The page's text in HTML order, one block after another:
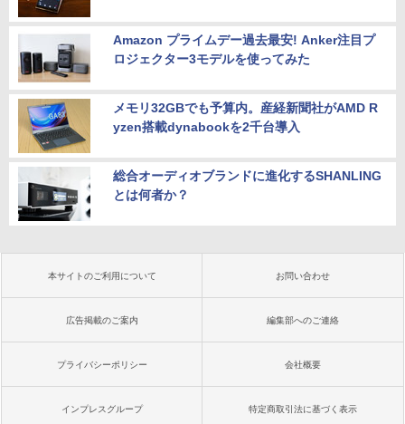
Amazon プライムデー過去最安! Anker注目プ
ロジェクター3モデルを使ってみた
メモリ32GBでも予算内。産経新聞社がAMD R
yzen搭載dynabookを2千台導入
総合オーディオブランドに進化するSHANLING
とは何者か？
本サイトのご利用について お問い合わせ
広告掲載のご案内 編集部へのご連絡
プライバシーポリシー 会社概要
インプレスグループ 特定商取引法に基づく表示